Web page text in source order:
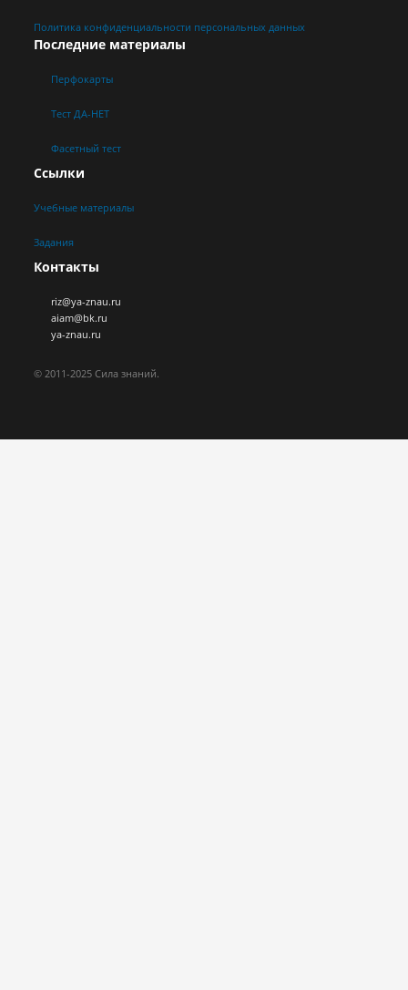
Политика конфиденциальности персональных данных
Последние материалы
Перфокарты
Тест ДА-НЕТ
Фасетный тест
Ссылки
Учебные материалы
Задания
Контакты
riz@ya-znau.ru
aiam@bk.ru
ya-znau.ru
© 2011-2025 Сила знаний.